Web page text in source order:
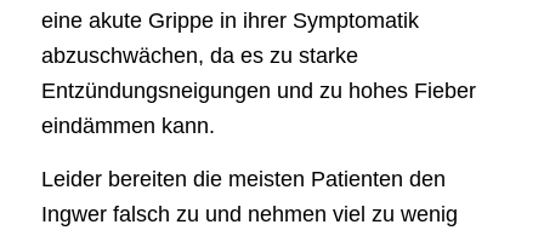
eine akute Grippe in ihrer Symptomatik
abzuschwächen, da es zu starke
Entzündungsneigungen und zu hohes Fieber
eindämmen kann.
Leider bereiten die meisten Patienten den
Ingwer falsch zu und nehmen viel zu wenig